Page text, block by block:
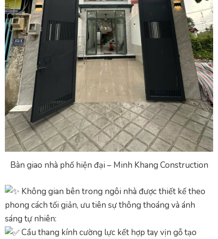
Bàn giao nhà phố hiện đại – Minh Khang Construction
Không gian bên trong ngôi nhà được thiết kế theo
phong cách tối giản, ưu tiên sự thông thoáng và ánh
sáng tự nhiên:
Cầu thang kính cường lực kết hợp tay vịn gỗ tạo